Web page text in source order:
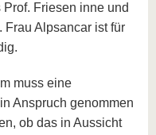
Friesen inne und
Frau Alpsancar ist für
muss eine
Anspruch genommen
ob das in Aussicht